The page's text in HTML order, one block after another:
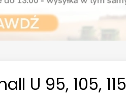
U 95, 105, 115